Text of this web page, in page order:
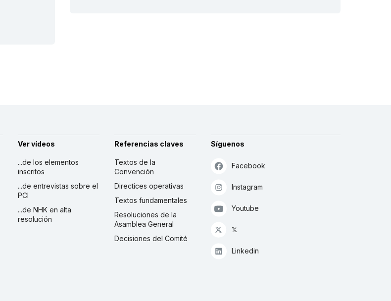
Ver vídeos
...de los elementos
inscritos
...de entrevistas sobre el
PCI
...de NHK en alta
resolución
Referencias claves
Textos de la
Convención
Directices operativas
Textos fundamentales
Resoluciones de la
Asamblea General
Decisiones del Comité
Síguenos
Facebook
Instagram
Youtube
𝕏
Linkedin